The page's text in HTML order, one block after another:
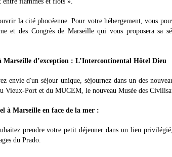
la cité phocéenne. Pour votre hébergement, vous
et des Congrès de Marseille qui vous proposera sa
Marseille d’exception : L’Intercontinental Hôtel Dieu
envie d'un séjour unique, séjournez dans un des
Vieux-Port et du MUCEM, le nouveau Musée des
à Marseille en face de la mer :
prendre votre petit déjeuner dans un lieu
du Prado.